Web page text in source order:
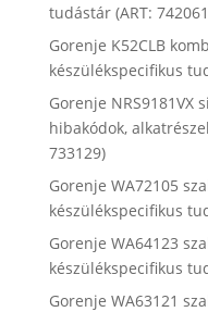
tudástár (ART:
Gorenje K52CLB
készülékspecifikus
Gorenje NRS9181VX
hibakódok,
733129)
Gorenje WA72105
készülékspecifikus
Gorenje WA64123
készülékspecifikus
Gorenje WA63121